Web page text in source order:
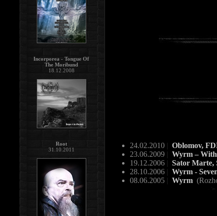
24.02.2010 | Oblomov,
23.06.2009 | Wyrm –
19.12.2006 | Sator Marte,
28.10.2006 | Wyrm -
08.06.2005 | Wyrm
Incorporea - Tongue Of
The Moribund
18.12.2008
Root
31.10.2011